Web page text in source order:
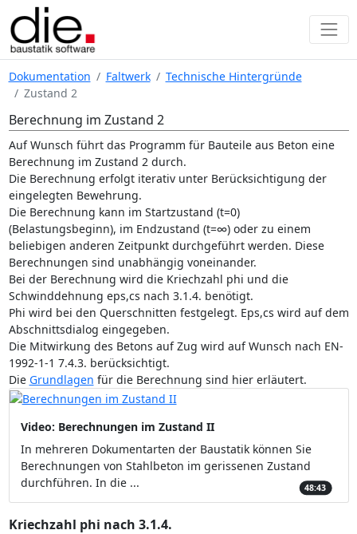
Dokumentation Faltwerk
Technische Hintergründe
Zustand 2
Berechnung im Zustand 2
Auf Wunsch führt das Programm für Bauteile aus Beton eine
Berechnung im Zustand 2 durch.
Die Berechnung erfolgt iterativ unter Berücksichtigung der
eingelegten Bewehrung.
Die Berechnung kann im Startzustand (t=0)
(Belastungsbeginn), im Endzustand (t=∞) oder zu einem
beliebigen anderen Zeitpunkt durchgeführt werden. Diese
Berechnungen sind unabhängig voneinander.
Bei der Berechnung wird die Kriechzahl phi und die
Schwinddehnung eps,cs nach 3.1.4. benötigt.
Phi wird bei den Querschnitten festgelegt. Eps,cs wird auf dem
Abschnittsdialog eingegeben.
Die Mitwirkung des Betons auf Zug wird auf Wunsch nach EN-
1992-1-1 7.4.3. berücksichtigt.
Die Grundlagen für die Berechnung sind hier erläutert.
Video: Berechnungen im Zustand II
In mehreren Dokumentarten der Baustatik können Sie
Berechnungen von Stahlbeton im gerissenen Zustand
durchführen. In die ...
48:43
Kriechzahl phi nach 3.1.4.